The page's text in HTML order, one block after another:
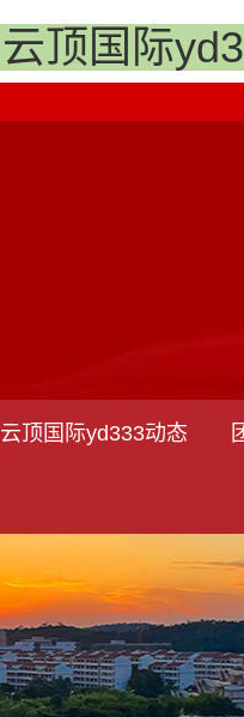
云顶国际
云顶国际yd333动态